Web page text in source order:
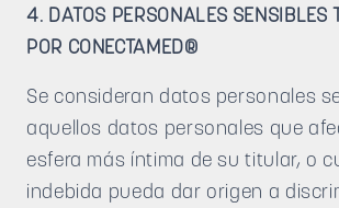
4. DATOS PERSONALES SENSIBLES
POR CONECTAMED®
Se consideran datos personales
aquellos datos personales que
esfera más íntima de su titular, o
indebida pueda dar origen a